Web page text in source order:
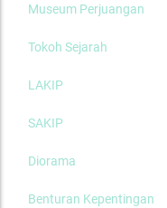
Museum Perjuangan
Tokoh Sejarah
LAKIP
SAKIP
Diorama
Benturan Kepentingan